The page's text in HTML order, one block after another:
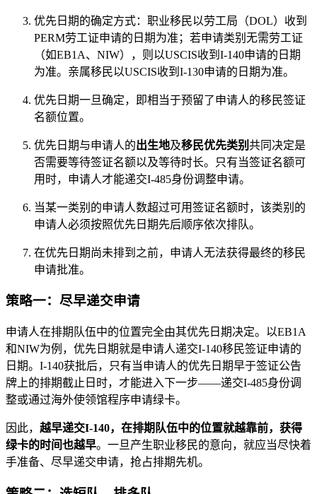
优先日期的确定方式：职业移民以劳工局（DOL）收到
PERM劳工证申请的日期为准；若申请类别无需劳工证
（如EB1A、NIW），则以USCIS收到I-140申请的日期
为准。亲属移民以USCIS收到I-130申请的日期为准。
优先日期一旦确定，即相当于预留了申请人的移民签证
名额位置。
优先日期与申请人的出生地及移民优先类别 共同决定是
否需要等待签证名额以及等待时长。只有当签证名额可
用时，申请人才能递交I-485身份调整申请。
当某一类别的申请人数超过可用签证名额时，该类别的
申请人必须按照优先日期先后顺序依次排队。
在优先日期尚未排到之前，申请人无法获得最终的移民
申请批准。
策略一：尽早递交申请
申请人在排期队伍中的位置完全由其优先日期决定。以EB1A
和NIW为例，优先日期就是申请人递交I-140移民签证申请的
日期。I-140获批后，只有当申请人的优先日期早于签证公告
牌上的排期截止日时，才能进入下一步——递交I-485身份调
整或通过海外使领馆程序申请绿卡。
因此， 越早递交I-140，在排期队伍中的位置就越靠前，获得
绿卡的时间也越早。一旦产生职业移民的意向，就应当尽快着
手准备、尽早递交申请，抢占排期先机。